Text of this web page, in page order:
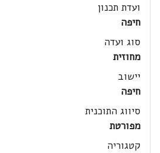
ועדת תכנון
חיפה
סוג ועדה
מחוזית
יישוב
חיפה
סיווג התוכנית
מפורטת
קטגוריה